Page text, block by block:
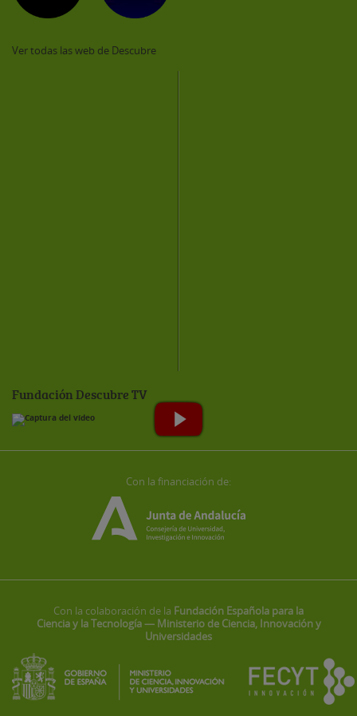
Ver todas las web de Descubre
Fundación Descubre TV
Con la financiación de:
Con la colaboración de la Fundación Española para la
Ciencia y la Tecnología — Ministerio de Ciencia, Innovación y
Universidades